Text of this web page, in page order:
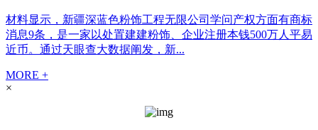
材料显示，新疆深蓝色粉饰工程无限公司学问产权方面有商标
消息9条，是一家以处置建建粉饰、企业注册本钱500万人平易
近币。通过天眼查大数据阐发，新...
MORE +
×